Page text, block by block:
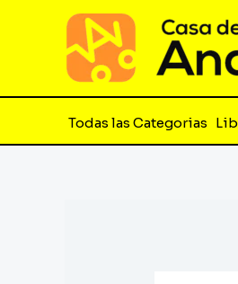
contenido
Todas las Categorias